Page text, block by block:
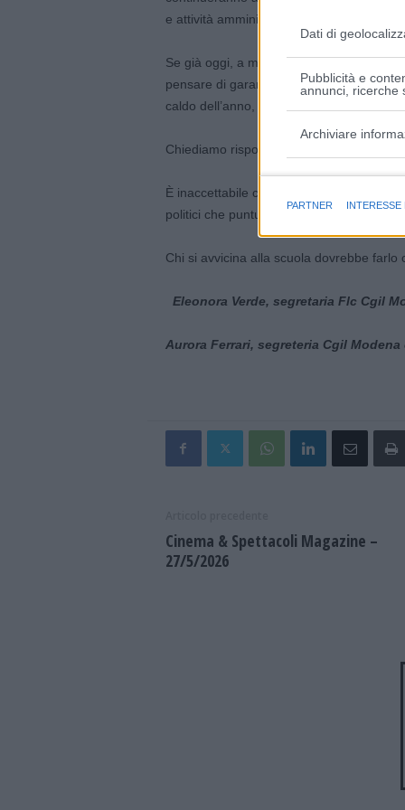
Dati di
Pubblicità e
annunci, ricerche
Archiviare
Finalità e
PARTNER INTERESSE
e attività amministrative, con la presenza
Se già oggi, a maggio, le aule risultano
pensare di garantire didattica, recuperi,
caldo dell’anno, senza interventi
Chiediamo risposte e soluzioni immediate.
È inaccettabile che ciclicamente si
politici che puntualmente vengono
Chi si avvicina alla scuola dovrebbe farlo
Eleonora Verde, segretaria Flc Cgil
Aurora Ferrari, segreteria Cgil
Cinema & Spettacoli Magazine –
27/5/2026